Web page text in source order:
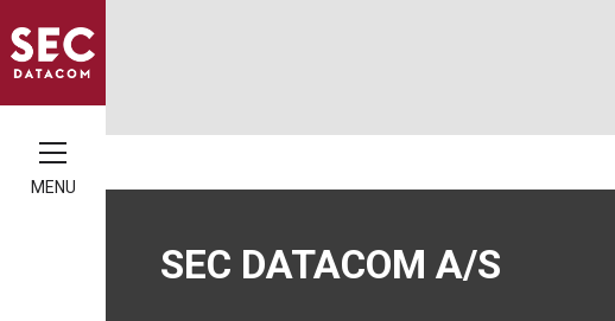
MENU
SEC DATACOM A/S